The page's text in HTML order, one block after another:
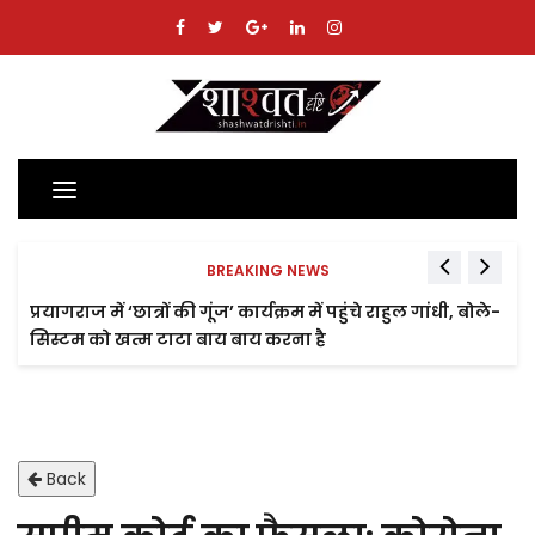
Toggle
navigation
BREAKING NEWS
प्रयागराज में ‘छात्रों की गूंज’ कार्यक्रम में पहुंचे राहुल गांधी, बोले-
सिस्टम को खत्म टाटा बाय बाय करना है
Back